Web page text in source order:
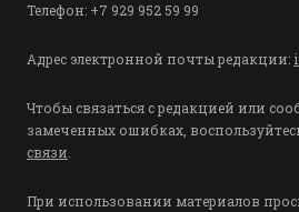
Телефон: +7 929 952 59 99
Адрес электронной почты редакции:
Чтобы связаться с редакцией или
замеченных ошибках,
связи
При использовании материалов